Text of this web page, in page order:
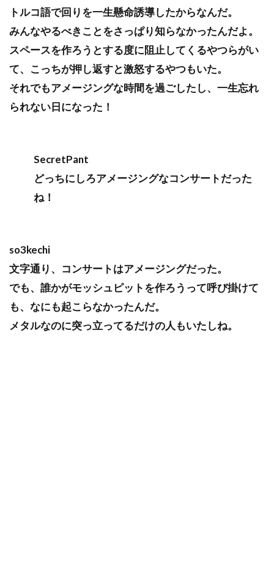
トルコ語で回りを一生懸命誘導したからなんだ。
みんなやるべきことをさっぱり知らなかったんだよ。
スペースを作ろうとする度に阻止してくるやつらがい
て、こっちが押し返すと激怒するやつもいた。
それでもアメージングな時間を過ごしたし、一生忘れ
られない日になった！
SecretPant
どっちにしろアメージングなコンサートだった
ね！
so3kechi
文字通り、コンサートはアメージングだった。
でも、誰かがモッシュピットを作ろうって呼び掛けて
も、なにも起こらなかったんだ。
メタルなのに突っ立ってるだけの人もいたしね。